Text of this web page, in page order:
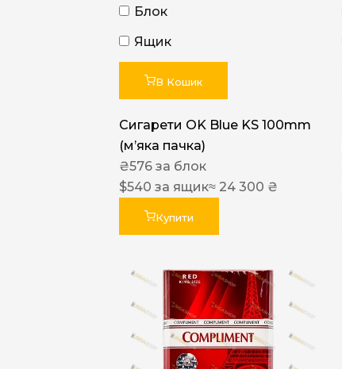
Блок
Ящик
В Кошик
Сигарети OK Blue KS 100mm
(м’яка пачка)
₴576 за блок
$540 за ящик≈ 24 300 ₴
Купити